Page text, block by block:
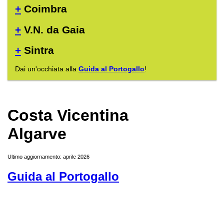
+ Coimbra
+ V.N. da Gaia
+ Sintra
Dai un'occhiata alla Guida al Portogallo!
Costa Vicentina
Algarve
Ultimo aggiornamento: aprile 2026
Guida al Portogallo